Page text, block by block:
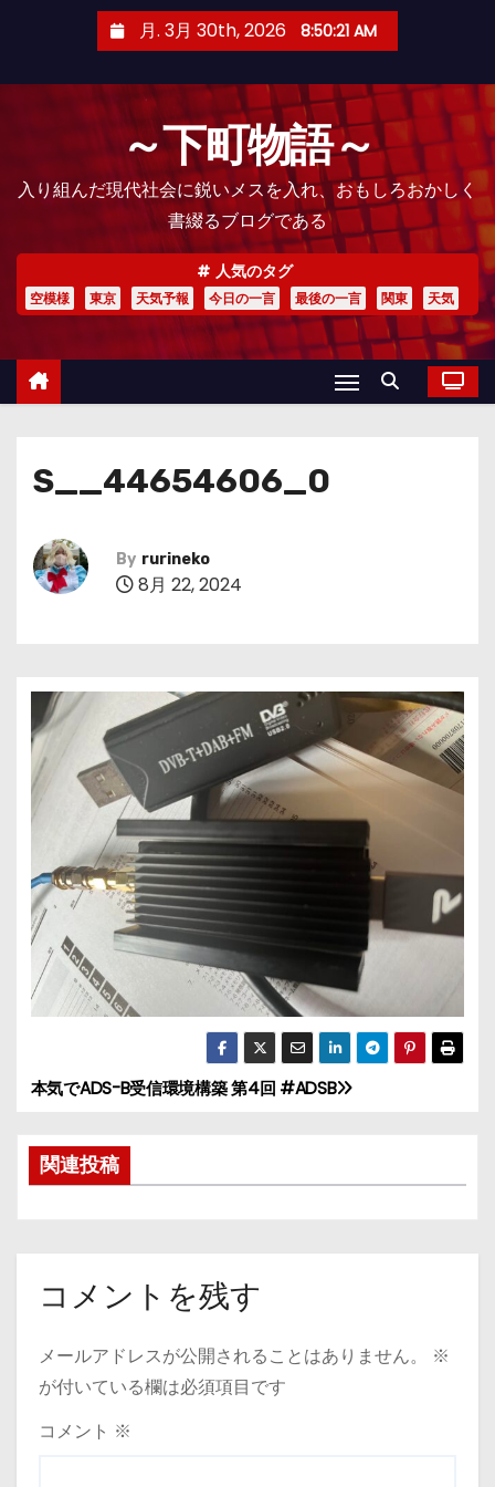
月. 3月 30th, 2026 8:50:23 AM
～下町物語～
入り組んだ現代社会に鋭いメスを入れ、おもしろおかしく
書綴るブログである
人気のタグ
空模様 東京 天気予報 今日の一言 最後の一言 関東 天気
S__44654606_0
By rurineko
8月 22, 2024
投
稿
ナ
ゲ
シ
ョ
本気でADS-B受信環境構築 第4回 #ADSB
関連投稿
コメントを残す
メールアドレスが公開されることはありません。
※
が付いている欄は必須項目です
コメント ※